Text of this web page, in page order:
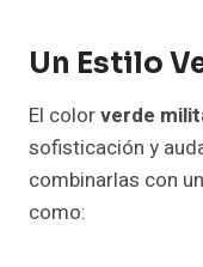
Un Estilo
El colorverde
sofisticación y
combinarlas con
como: